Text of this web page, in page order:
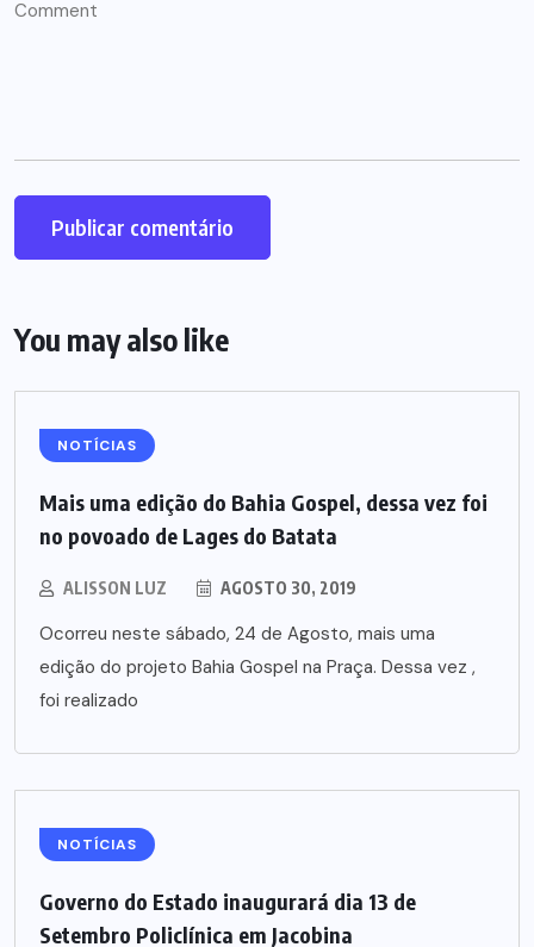
You may also like
NOTÍCIAS
Mais uma edição do Bahia Gospel, dessa vez foi
no povoado de Lages do Batata
ALISSON LUZ AGOSTO 30, 2019
Ocorreu neste sábado, 24 de Agosto, mais uma
edição do projeto Bahia Gospel na Praça. Dessa vez ,
foi realizado
NOTÍCIAS
Governo do Estado inaugurará dia 13 de
Setembro Policlínica em Jacobina